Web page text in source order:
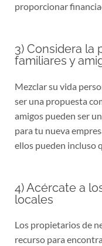
proporcionar
3) Considera la
familiares y
Mezclar su vida
ser una propuesta
amigos pueden ser
para tu nueva
ellos pueden incluso
4) Acércate a
locales
Los propietarios de
recurso para